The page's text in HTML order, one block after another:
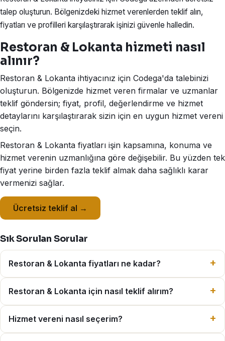
talep oluşturun. Bölgenizdeki hizmet verenlerden teklif alın,
fiyatları ve profilleri karşılaştırarak işinizi güvenle halledin.
Restoran & Lokanta hizmeti nasıl
alınır?
Restoran & Lokanta ihtiyacınız için Codega'da talebinizi
oluşturun. Bölgenizde hizmet veren firmalar ve uzmanlar
teklif göndersin; fiyat, profil, değerlendirme ve hizmet
detaylarını karşılaştırarak sizin için en uygun hizmet vereni
seçin.
Restoran & Lokanta fiyatları işin kapsamına, konuma ve
hizmet verenin uzmanlığına göre değişebilir. Bu yüzden tek
fiyat yerine birden fazla teklif almak daha sağlıklı karar
vermenizi sağlar.
Ücretsiz teklif al →
Sık Sorulan Sorular
Restoran & Lokanta fiyatları ne kadar?
Restoran & Lokanta için nasıl teklif alırım?
Hizmet vereni nasıl seçerim?